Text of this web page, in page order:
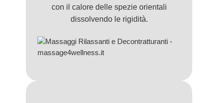
con il calore delle spezie orientali
dissolvendo le rigidità.